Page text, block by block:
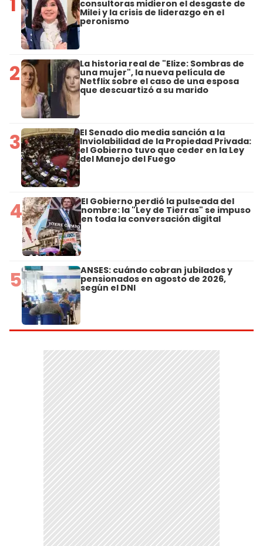
consultoras midieron el desgaste de
Milei y la crisis de liderazgo en el
peronismo
2 La historia real de "Elize: Sombras de
una mujer", la nueva película de
Netflix sobre el caso de una esposa
que descuartizó a su marido
3 El Senado dio media sanción a la
Inviolabilidad de la Propiedad Privada:
el Gobierno tuvo que ceder en la Ley
del Manejo del Fuego
4 El Gobierno perdió la pulseada del
nombre: la "Ley de Tierras" se impuso
en toda la conversación digital
5 ANSES: cuándo cobran jubilados y
pensionados en agosto de 2026,
según el DNI